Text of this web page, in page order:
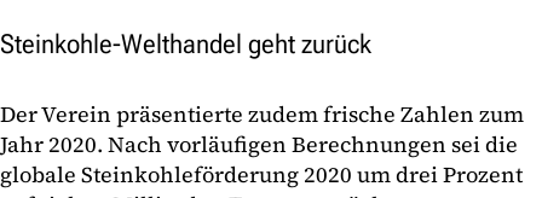
Steinkohle-Welthandel geht zurück
Der Verein präsentierte zudem frische Zahlen zum
Jahr 2020. Nach vorläufigen Berechnungen sei die
globale Steinkohleförderung 2020 um drei Prozent